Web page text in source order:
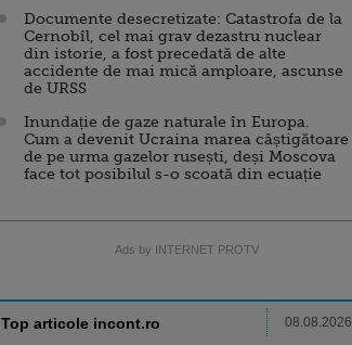
Documente desecretizate: Catastrofa de la
Cernobîl, cel mai grav dezastru nuclear
din istorie, a fost precedată de alte
accidente de mai mică amploare, ascunse
de URSS
Inundație de gaze naturale în Europa.
Cum a devenit Ucraina marea câștigătoare
de pe urma gazelor rusești, deși Moscova
face tot posibilul s-o scoată din ecuație
Ads by INTERNET PROTV
Top articole incont.ro 08.08.2026